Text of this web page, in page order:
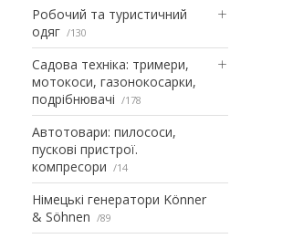
Робочий та туристичний
одяг
130
Садова техніка: тримери,
мотокоси, газонокосарки,
подрібнювачі
178
Автотовари: пилососи,
пускові пристрої.
компресори
14
Німецькі генератори Könner
& Söhnen
89